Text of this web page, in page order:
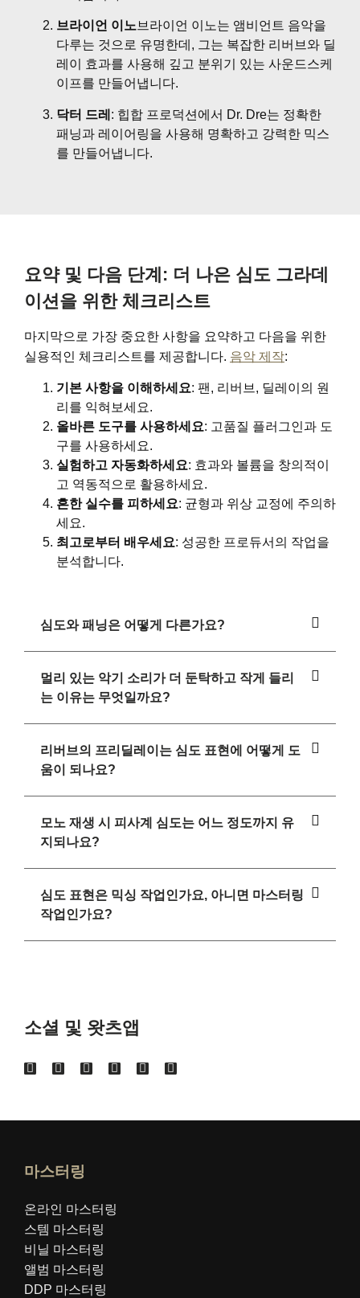
브라이언 이노브라이언 이노는 앰비언트 음악을
다루는 것으로 유명한데, 그는 복잡한 리버브와 딜
레이 효과를 사용해 깊고 분위기 있는 사운드스케
이프를 만들어냅니다.
닥터 드레 : 힙합 프로덕션에서 Dr. Dre는 정확한
패닝과 레이어링을 사용해 명확하고 강력한 믹스
를 만들어냅니다.
요약 및 다음 단계: 더 나은 심도 그라데
이션을 위한 체크리스트
마지막으로 가장 중요한 사항을 요약하고 다음을 위한
실용적인 체크리스트를 제공합니다. 음악 제작:
기본 사항을 이해하세요: 팬, 리버브, 딜레이의 원
리를 익혀보세요.
올바른 도구를 사용하세요: 고품질 플러그인과 도
구를 사용하세요.
실험하고 자동화하세요: 효과와 볼륨을 창의적이
고 역동적으로 활용하세요.
흔한 실수를 피하세요: 균형과 위상 교정에 주의하
세요.
최고로부터 배우세요: 성공한 프로듀서의 작업을
분석합니다.
심도와 패닝은 어떻게 다른가요?
멀리 있는 악기 소리가 더 둔탁하고 작게 들리
는 이유는 무엇일까요?
리버브의 프리딜레이는 심도 표현에 어떻게 도
움이 되나요?
모노 재생 시 피사계 심도는 어느 정도까지 유
지되나요?
심도 표현은 믹싱 작업인가요, 아니면 마스터링
작업인가요?
소셜 및 왓츠앱
마스터링
온라인 마스터링
스템 마스터링
비닐 마스터링
앨범 마스터링
DDP 마스터링